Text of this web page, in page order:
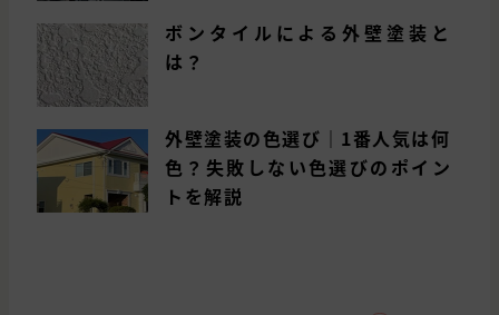
ボンタイルによる外壁塗装と
は？
外壁塗装の色選び｜1番人気は何
色？失敗しない色選びのポイン
トを解説